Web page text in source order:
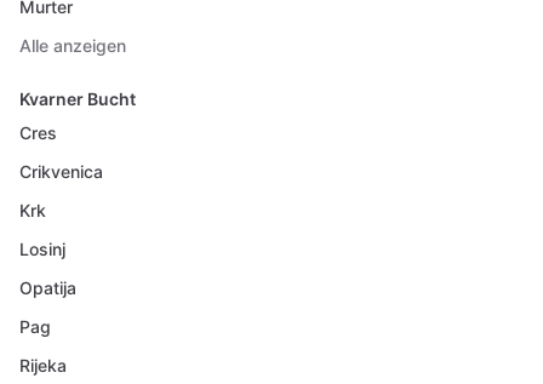
Murter
Alle anzeigen
Kvarner Bucht
Cres
Crikvenica
Krk
Losinj
Opatija
Pag
Rijeka